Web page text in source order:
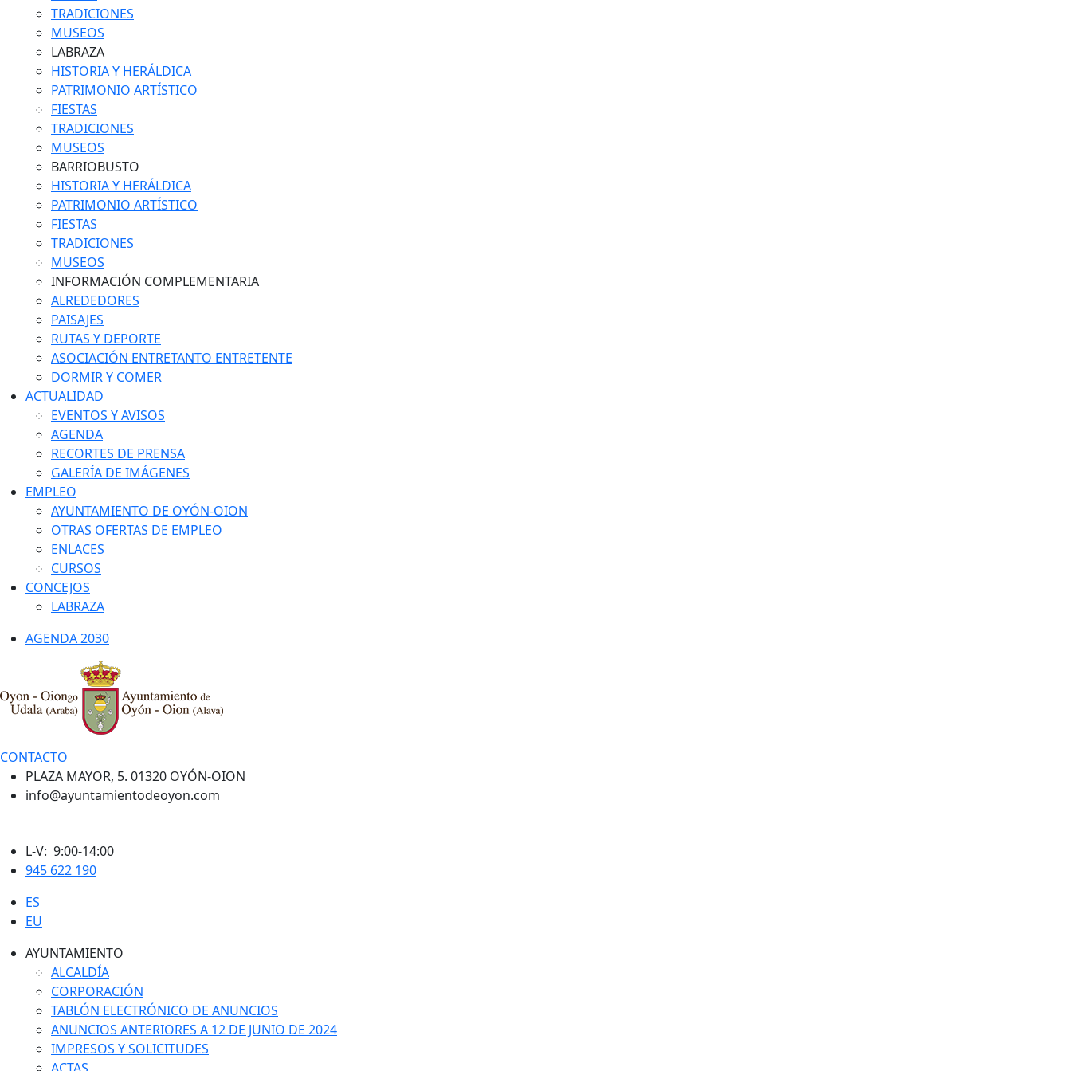
TRADICIONES
MUSEOS
LABRAZA
HISTORIA Y HERÁLDICA
PATRIMONIO ARTÍSTICO
FIESTAS
TRADICIONES
MUSEOS
BARRIOBUSTO
HISTORIA Y HERÁLDICA
PATRIMONIO ARTÍSTICO
FIESTAS
TRADICIONES
MUSEOS
INFORMACIÓN COMPLEMENTARIA
ALREDEDORES
PAISAJES
RUTAS Y DEPORTE
ASOCIACIÓN ENTRETANTO ENTRETENTE
DORMIR Y COMER
ACTUALIDAD
EVENTOS Y AVISOS
AGENDA
RECORTES DE PRENSA
GALERÍA DE IMÁGENES
EMPLEO
AYUNTAMIENTO DE OYÓN-OION
OTRAS OFERTAS DE EMPLEO
ENLACES
CURSOS
CONCEJOS
LABRAZA
AGENDA 2030
CONTACTO
PLAZA MAYOR, 5. 01320 OYÓN-OION
info@ayuntamientodeoyon.com
L-V: 9:00-14:00
945 622 190
ES
EU
AYUNTAMIENTO
ALCALDÍA
CORPORACIÓN
TABLÓN ELECTRÓNICO DE ANUNCIOS
ANUNCIOS ANTERIORES A 12 DE JUNIO DE 2024
IMPRESOS Y SOLICITUDES